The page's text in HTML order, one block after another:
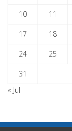
10 11
17 18
24 25
31
« Jul